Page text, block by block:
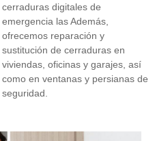
cerraduras digitales de
emergencia las Además,
ofrecemos reparación y
sustitución de cerraduras en
viviendas, oficinas y garajes, así
como en ventanas y persianas de
seguridad.